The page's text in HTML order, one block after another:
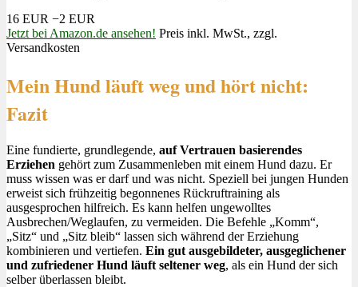
16 EUR −2 EUR
Jetzt bei Amazon.de ansehen! Preis inkl. MwSt., zzgl.
Versandkosten
Mein Hund läuft weg und hört nicht:
Fazit
Eine fundierte, grundlegende, auf Vertrauen basierendes
Erziehen gehört zum Zusammenleben mit einem Hund dazu. Er
muss wissen was er darf und was nicht. Speziell bei jungen Hunden
erweist sich frühzeitig begonnenes Rückruftraining als
ausgesprochen hilfreich. Es kann helfen ungewolltes
Ausbrechen/Weglaufen, zu vermeiden. Die Befehle „Komm“,
„Sitz“ und „Sitz bleib“ lassen sich während der Erziehung
kombinieren und vertiefen. Ein gut ausgebildeter, ausgeglichener
und zufriedener Hund läuft seltener weg, als ein Hund der sich
selber überlassen bleibt.